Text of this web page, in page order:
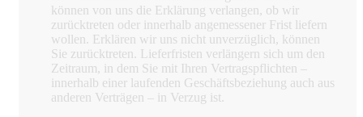
können von uns die Erklärung verlangen, ob wir
zurücktreten oder innerhalb angemessener Frist liefern
wollen. Erklären wir uns nicht unverzüglich, können
Sie zurücktreten. Lieferfristen verlängern sich um den
Zeitraum, in dem Sie mit Ihren Vertragspflichten –
innerhalb einer laufenden Geschäftsbeziehung auch aus
anderen Verträgen – in Verzug ist.